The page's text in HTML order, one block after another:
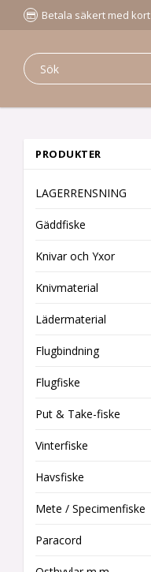
Betala säkert med kort
PRODUKTER
LAGERRENSNING
Gäddfiske
Knivar och Yxor
Knivmaterial
Lädermaterial
Flugbindning
Flugfiske
Put & Take-fiske
Vinterfiske
Havsfiske
Mete / Specimenfiske
Paracord